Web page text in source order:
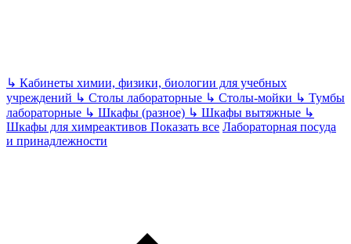
↳ Кабинеты химии, физики, биологии для учебных
учреждений ↳ Столы лабораторные ↳ Столы-мойки ↳ Тумбы
лабораторные ↳ Шкафы (разное) ↳ Шкафы вытяжные ↳
Шкафы для химреактивов Показать все Лабораторная посуда
и принадлежности